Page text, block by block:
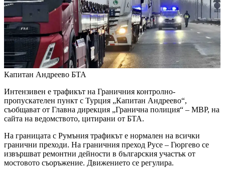
Капитан Андреево БТА
Интензивен е трафикът на Граничния контролно-
пропускателен пункт с Турция „Капитан Андреево“,
съобщават от Главна дирекция „Гранична полиция“ – МВР, на
сайта на ведомството, цитирани от БТА.
На границата с Румъния трафикът е нормален на всички
гранични преходи. На граничния преход Русе – Гюргево се
извършват ремонтни дейности в българския участък от
мостовото съоръжение. Движението се регулира.